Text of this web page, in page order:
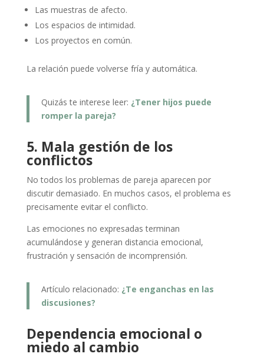
Las muestras de afecto.
Los espacios de intimidad.
Los proyectos en común.
La relación puede volverse fría y automática.
Quizás te interese leer: ¿Tener hijos puede
romper la pareja?
5. Mala gestión de los
conflictos
No todos los problemas de pareja aparecen por
discutir demasiado. En muchos casos, el problema es
precisamente evitar el conflicto.
Las emociones no expresadas terminan
acumulándose y generan distancia emocional,
frustración y sensación de incomprensión.
Artículo relacionado: ¿Te enganchas en las
discusiones?
Dependencia emocional o
miedo al cambio